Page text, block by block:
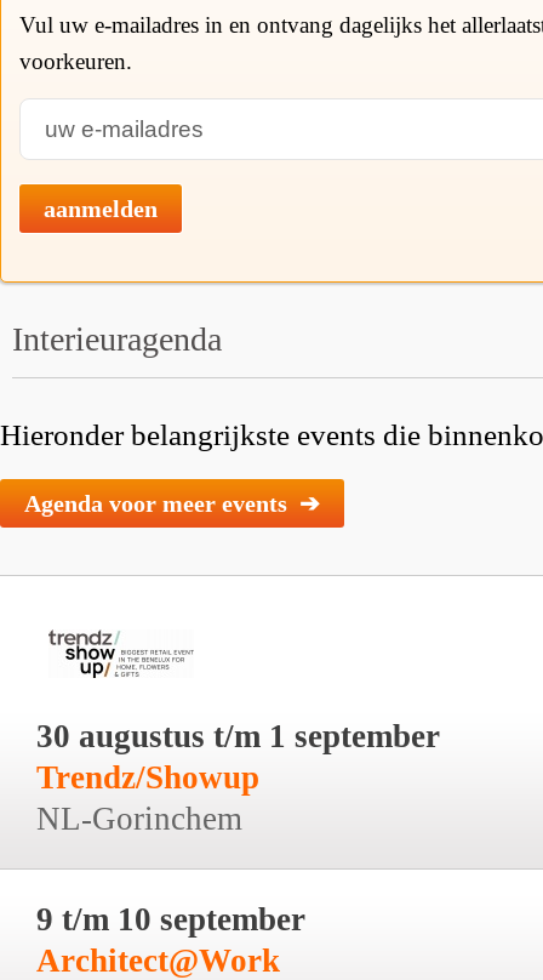
Vul uw e-mailadres in en ontvang dagelijks het
voorkeuren.
aanmelden
Interieuragenda
Hieronder belangrijkste events die
Agenda voor meer events ➔
30 augustus t/m 1 september
Trendz/Showup
NL-Gorinchem
9 t/m 10 september
Architect@Work